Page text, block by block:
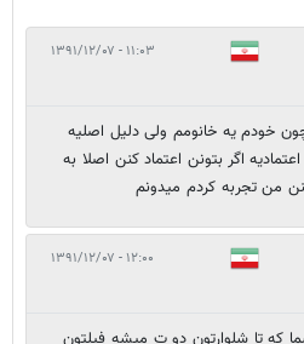
۱۱:۰۳ - ۱۳۹۱/۱۲/۰۷
خودم یه خانومم ولی دلیل اصلیه
اگر بتونن اعتماد کنن اصلا به
من تجربه کردم میدونم
۱۲:۰۰ - ۱۳۹۱/۱۲/۰۷